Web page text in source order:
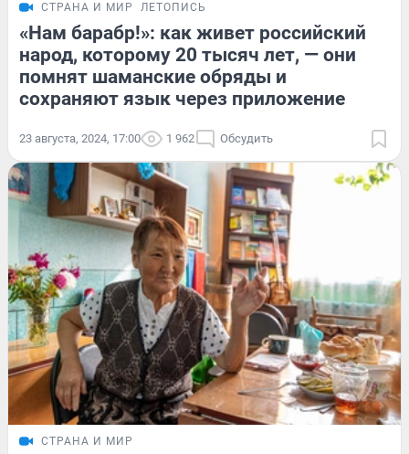
СТРАНА И МИР ЛЕТОПИСЬ
«Нам барабр!»: как живет российский
народ, которому 20 тысяч лет, — они
помнят шаманские обряды и
сохраняют язык через приложение
23 августа, 2024, 17:00 1 962 Обсудить
СТРАНА И МИР